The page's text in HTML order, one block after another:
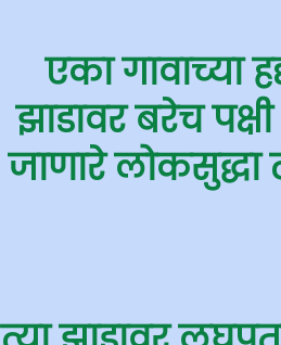
एका गावाच्या
झाडावर बरेच
जाणारे लोकसुद्धा